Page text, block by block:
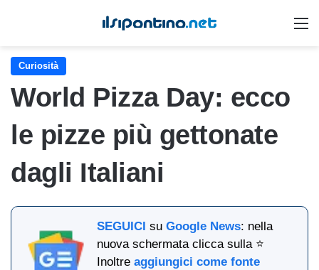
Curiosità
World Pizza Day: ecco
le pizze più gettonate
dagli Italiani
SEGUICI suGoogle News: nella
nuova schermata clicca sulla ⭐
Inoltreaggiungici come fonte